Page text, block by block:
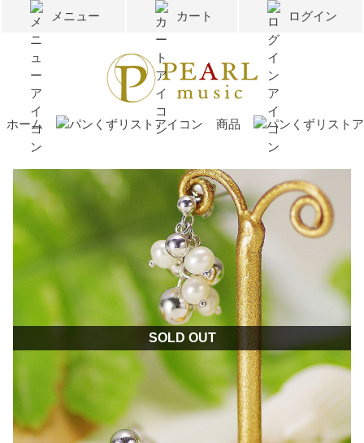
メニュー カート ログイン
ホーム 商品
SOLD OUT